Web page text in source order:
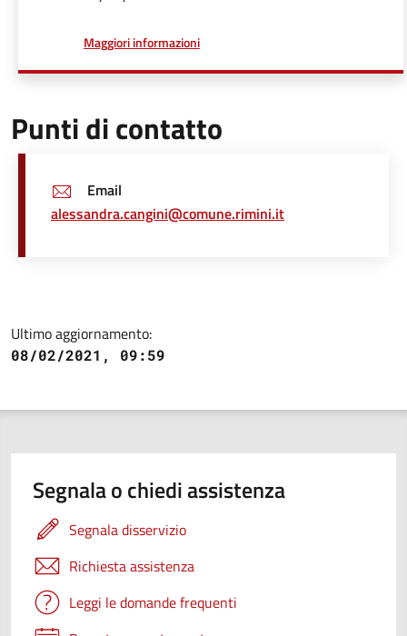
Maggiori informazionia proposito di
Punti di contatto
Email
alessandra.cangini@comune.rimini.it
Ultimo aggiornamento:
08/02/2021, 09:59
Segnala o chiedi assistenza
Segnala disservizio
Richiesta assistenza
Leggi le domande frequenti